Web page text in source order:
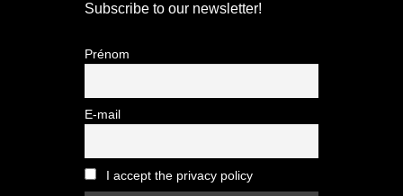
Subscribe to our newsletter!
Prénom
E-mail
I accept the privacy policy